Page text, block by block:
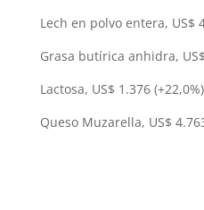
Lech en polvo entera, US$
Grasa butírica anhidra,
Lactosa, US$ 1.376
Queso Muzarella, US$